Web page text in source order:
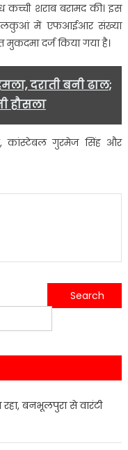
शराब बरामद की। इस
में एफआईआर संख्या
दर्ज किया गया है।
दराती बनी ढाल;
हौसला
कांस्टेबल गुरमेज सिंह और
“ऑपरेशन प्रहार” में रामनगर और बनभूलपुरा पुलिस की संयुक्त सफलता – दो गिरफ्तार
बनभूलपुरा से वारंटी